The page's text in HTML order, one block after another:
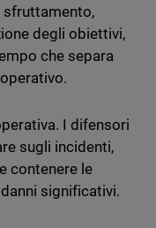
sfruttamento,
degli obiettivi,
che separa
I difensori
sugli incidenti,
contenere le
significativi.